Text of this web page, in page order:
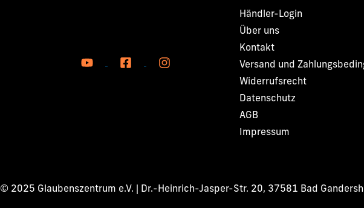
Händler-Login
Über uns
Kontakt
Versand und
Widerrufsrecht
Datenschutz
AGB
Impressum
© 2025 Glaubenszentrum e.V. | Dr.-Heinrich-Jasper-Str. 20, 37581 Bad